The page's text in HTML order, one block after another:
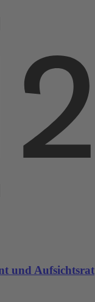
und Aufsichtsrat